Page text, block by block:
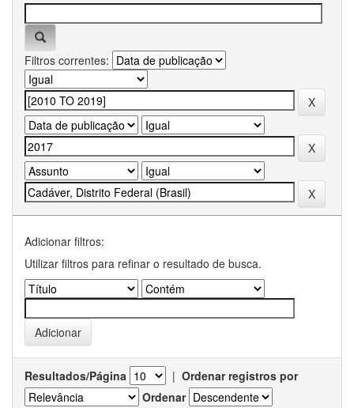
Filtros correntes:
Adicionar filtros:
Utilizar filtros para refinar o resultado de busca.
Resultados/Página | Ordenar registros por
Ordenar